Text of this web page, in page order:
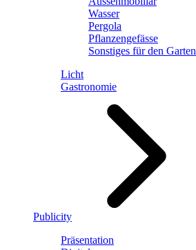
Wasser
Pergola
Pflanzengefässe
Sonstiges für den Garten
Licht
Gastronomie
Publicity
Präsentation